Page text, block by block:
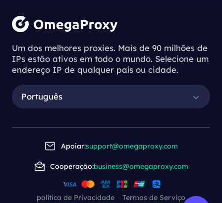
Um dos melhores proxies. Mais de 90 milhões de
IPs estão ativos em todo o mundo. Selecione um
endereço IP de qualquer país ou cidade.
Português
Apoiar:support@omegaproxy.com
Cooperação:business@omegaproxy.com
política de Privacidade Termos de Serviço